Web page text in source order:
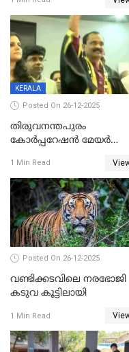
ആദ്യ വോട്ട് അസാധു; കണ്ണൂർ
ഡെപ്യൂട്ടി മേയർ
താഹിറിന് വിജയം
KERALA
Posted On 26-12-2025
തിരുവനന്തപുരം
കോര്‍പ്പറേഷന്‍ മേയര്‍
ഹൈക്കോടതിയിലേക്ക്;
സത്യപ്രതിജ്ഞ ചടങ്ങില്‍
ചട്ടലംഘനമെന്ന് പാർട്ടി
1 Min Read
Posted On 26-12-2025
വണ്ടിക്കടവിലെ നരഭോജി
കടുവ കൂട്ടിലായി
1 Min Read